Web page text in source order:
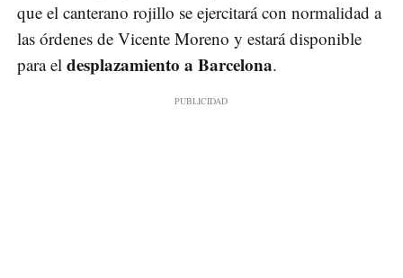
que el canterano rojillo se ejercitará con normalidad a
las órdenes de Vicente Moreno y estará disponible
para el desplazamiento a Barcelona.